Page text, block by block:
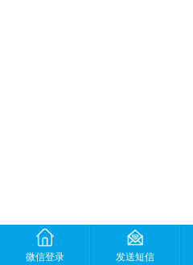
微信登录 发送短信